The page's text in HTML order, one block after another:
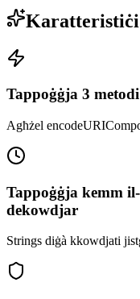
Karatteristiċi
Tappoġġja 3
Agħżel
Tappoġġja kemm
dekowdjar
Strings diġà kkowdjati